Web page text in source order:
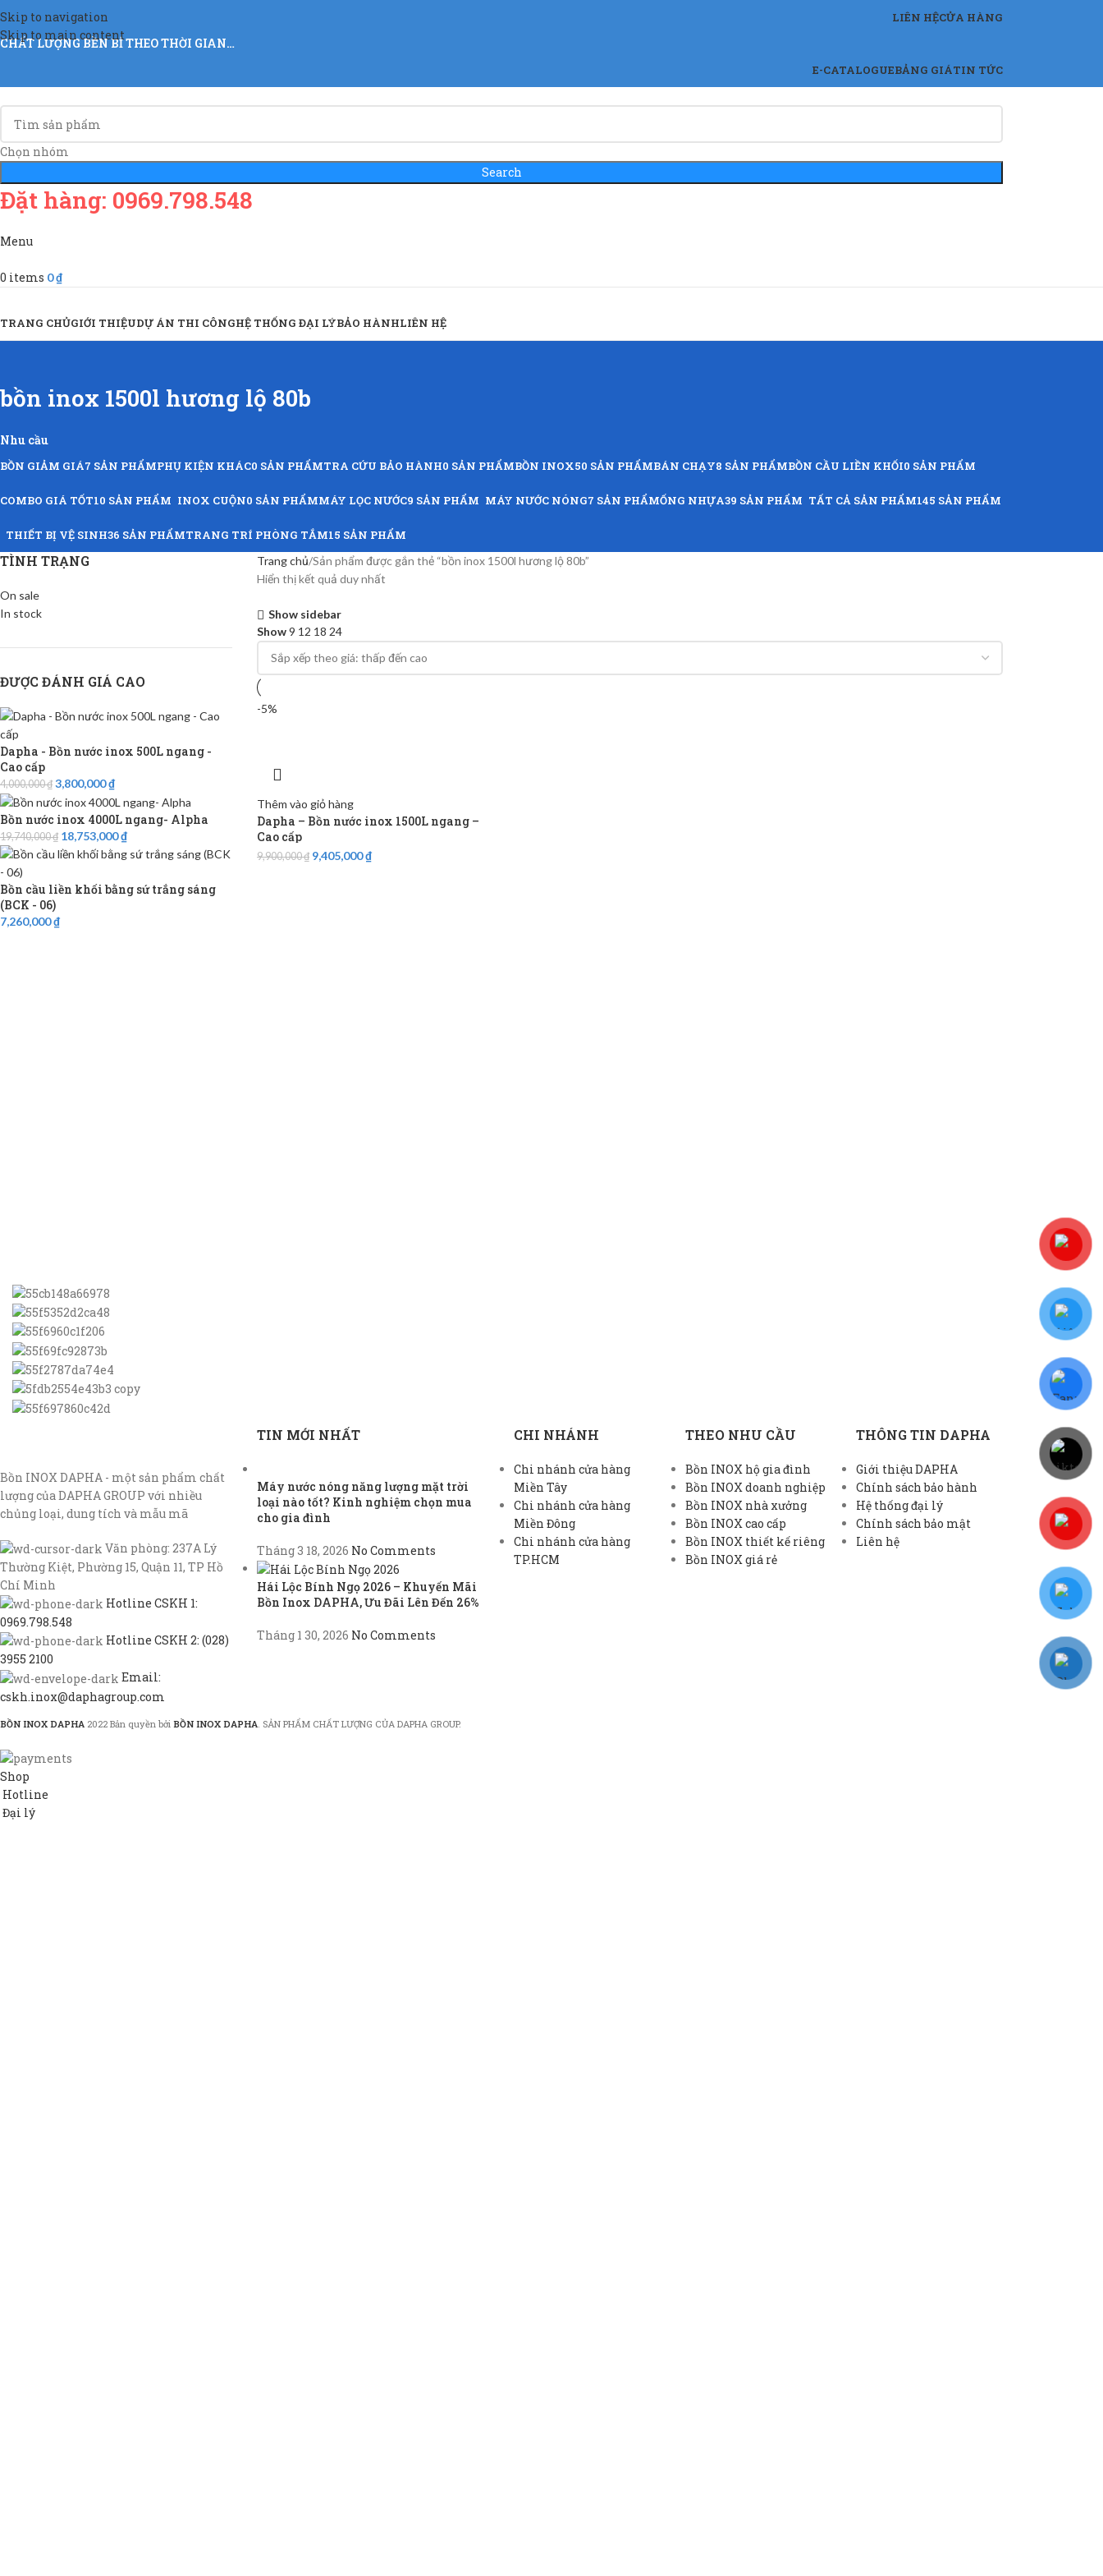
Skip to navigation
Skip to main content
LIÊN HỆCỬA HÀNG
CHẤT LƯỢNG BỀN BỈ THEO THỜI GIAN…
E-CATALOGUEBẢNG GIÁTIN TỨC
Chọn nhóm
Search
Đặt hàng: 0969.798.548
Menu
0 items 0₫
TRANG CHỦGIỚI THIỆUDỰ ÁN THI CÔNGHỆ THỐNG ĐẠI LÝBẢO HÀNHLIÊN HỆ
bồn inox 1500l hương lộ 80b
Nhu cầu
BỒN GIẢM GIÁ7 SẢN PHẨMPHỤ KIỆN KHÁC0 SẢN PHẨMTRA CỨU BẢO HÀNH0 SẢN PHẨMBỒN INOX50 SẢN PHẨMBÁN CHẠY8 SẢN PHẨMBỒN CẦU LIỀN KHỐI0 SẢN PHẨM
COMBO GIÁ TỐT10 SẢN PHẨM INOX CUỘN0 SẢN PHẨMMÁY LỌC NƯỚC9 SẢN PHẨM MÁY NƯỚC NÓNG7 SẢN PHẨMỐNG NHỰA39 SẢN PHẨM TẤT CẢ SẢN PHẨM145 SẢN PHẨM
THIẾT BỊ VỆ SINH36 SẢN PHẨMTRANG TRÍ PHÒNG TẮM15 SẢN PHẨM
TÌNH TRẠNG
On sale
In stock
ĐƯỢC ĐÁNH GIÁ CAO
Dapha - Bồn nước inox 500L ngang -
Cao cấp
4,000,000₫ 3,800,000₫
Bồn nước inox 4000L ngang- Alpha
19,740,000₫ 18,753,000₫
Bồn cầu liền khối bằng sứ trắng sáng
(BCK - 06)
7,260,000₫
Trang chủ Sản phẩm được gắn thẻ “bồn inox 1500l hương lộ 80b”
Hiển thị kết quả duy nhất
Show sidebar
Show9 12 18 24
-5%
Thêm vào giỏ hàng
Dapha – Bồn nước inox 1500L ngang –
Cao cấp
9,900,000₫ 9,405,000₫
Bồn INOX DAPHA - một sản phẩm chất
lượng của DAPHA GROUP với nhiều
chủng loại, dung tích và mẫu mã
Văn phòng: 237A Lý
Thường Kiệt, Phường 15, Quận 11, TP Hồ
Chí Minh
Hotline CSKH 1:
0969.798.548
Hotline CSKH 2: (028)
3955 2100
Email:
cskh.inox@daphagroup.com
TIN MỚI NHẤT
Máy nước nóng năng lượng mặt trời
loại nào tốt? Kinh nghiệm chọn mua
cho gia đình
Tháng 3 18, 2026 No Comments
Hái Lộc Bính Ngọ 2026 – Khuyến Mãi
Bồn Inox DAPHA, Ưu Đãi Lên Đến 26%
Tháng 1 30, 2026 No Comments
CHI NHÁNH
Chi nhánh cửa hàng
Miền Tây
Chi nhánh cửa hàng
Miền Đông
Chi nhánh cửa hàng
TP.HCM
THEO NHU CẦU
Bồn INOX hộ gia đình
Bồn INOX doanh nghiệp
Bồn INOX nhà xưởng
Bồn INOX cao cấp
Bồn INOX thiết kế riêng
Bồn INOX giá rẻ
THÔNG TIN DAPHA
Giới thiệu DAPHA
Chính sách bảo hành
Hệ thống đại lý
Chính sách bảo mật
Liên hệ
BỒN INOX DAPHA 2022 Bản quyền bởi BỒN INOX DAPHA . SẢN PHẨM CHẤT LƯỢNG CỦA DAPHA GROUP.
Shop
Hotline
Đại lý